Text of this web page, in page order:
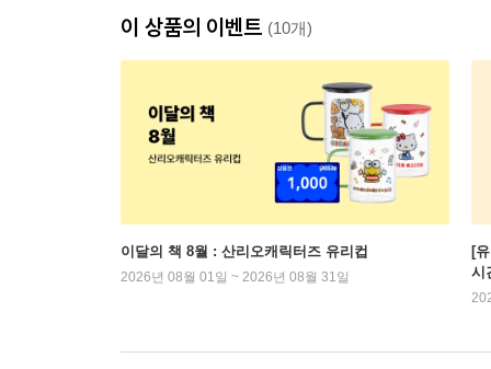
이 상품의 이벤트 (10개)
이달의 책 8월 : 산리오캐릭터즈 유리컵
2026년 08월 01일 ~ 2026년 08월 31일
[
시